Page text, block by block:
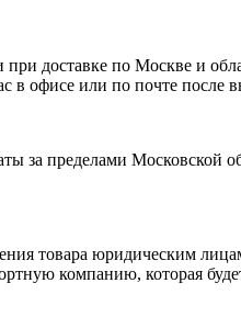
доставке по Москве и
в офисе или по почте после
за пределами
товара юридическим
компанию, которая